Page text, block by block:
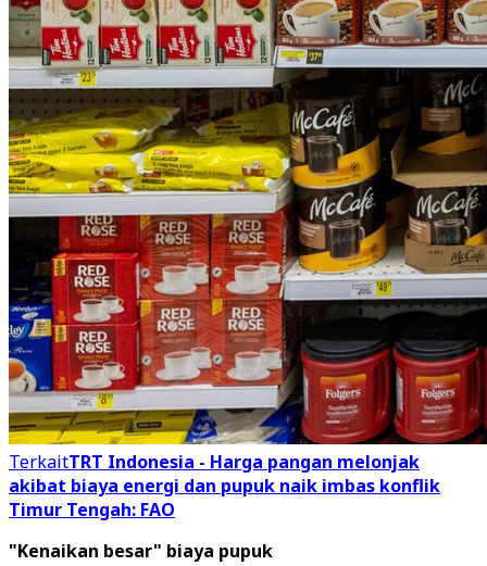
TerkaitTRT Indonesia - Harga pangan melonjak
akibat biaya energi dan pupuk naik imbas konflik
Timur Tengah: FAO
"Kenaikan besar" biaya pupuk